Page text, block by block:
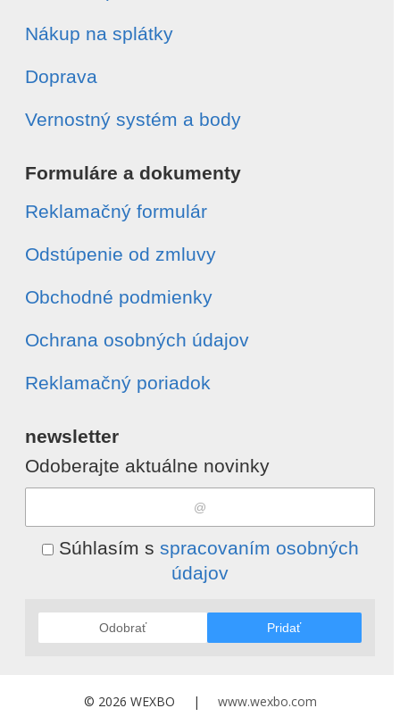
Nákup na splátky
Doprava
Vernostný systém a body
Formuláre a dokumenty
Reklamačný formulár
Odstúpenie od zmluvy
Obchodné podmienky
Ochrana osobných údajov
Reklamačný poriadok
newsletter
Odoberajte aktuálne novinky
Súhlasím s spracovaním osobných
údajov
Odobrať Pridať
© 2026 WEXBO | www.wexbo.com